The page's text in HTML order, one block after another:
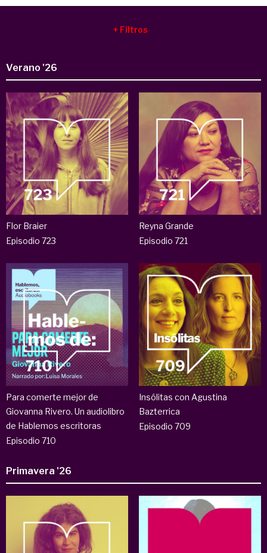
Filtros
Verano '26
Flor Braier
Episodio 723
Reyna Grande
Episodio 721
Para comerte mejor de
Giovanna Rivero. Un audiolibro
de Hablemos escritoras
Episodio 710
Insólitas con Agustina
Bazterrica
Episodio 709
Primavera '26